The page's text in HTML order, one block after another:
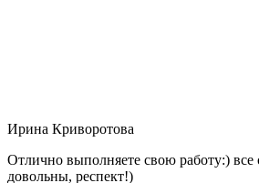
Ирина Криворотова
Отлично выполняете свою работу:) все
довольны, респект!)